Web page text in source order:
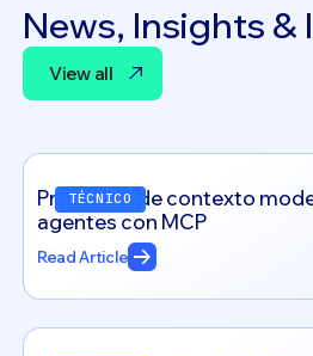
News, Insights &
View all
TÉCNICO
Protocolo de contexto
agentes con MCP
Read Article